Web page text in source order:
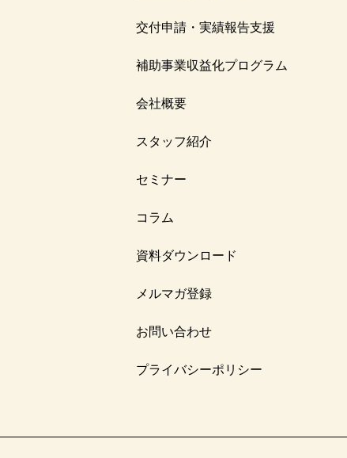
交付申請・実績報告支援
補助事業収益化プログラム
会社概要
スタッフ紹介
セミナー
コラム
資料ダウンロード
メルマガ登録
お問い合わせ
プライバシーポリシー